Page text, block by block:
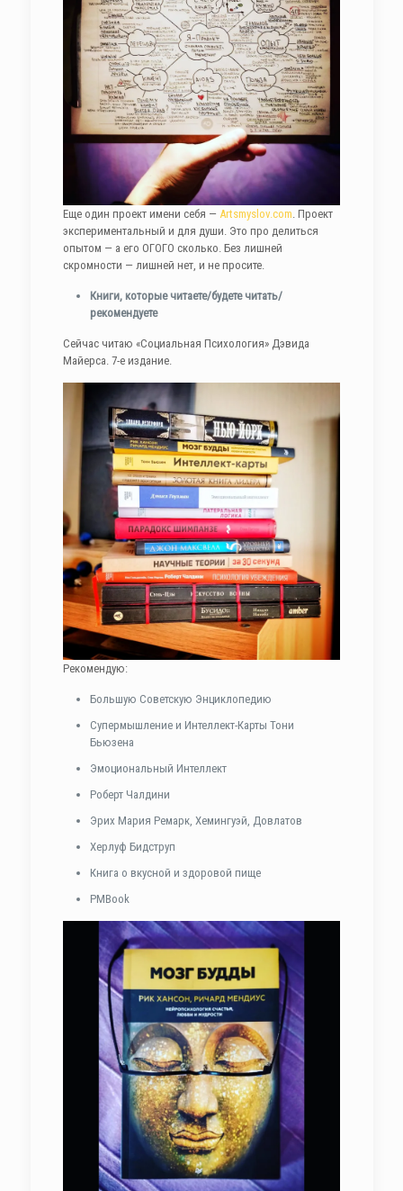
Еще один проект имени себя — Artsmyslov.com . Проект
экспериментальный и для души. Это про делиться
опытом — а его ОГОГО сколько. Без лишней
скромности — лишней нет, и не просите.
Книги, которые читаете/будете читать/
рекомендуете
Сейчас читаю «Социальная Психология» Дэвида
Майерса. 7-е издание.
Рекомендую:
Большую Советскую Энциклопедию
Супермышление и Интеллект-Карты Тони
Бьюзена
Эмоциональный Интеллект
Роберт Чалдини
Эрих Мария Ремарк, Хемингуэй, Довлатов
Херлуф Бидструп
Книга о вкусной и здоровой пище
PMBook